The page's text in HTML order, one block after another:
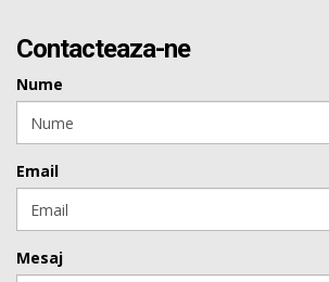
Contacteaza-ne
Nume
Email
Mesaj